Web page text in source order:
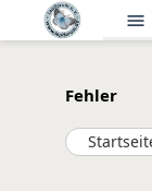
menu
Fehler